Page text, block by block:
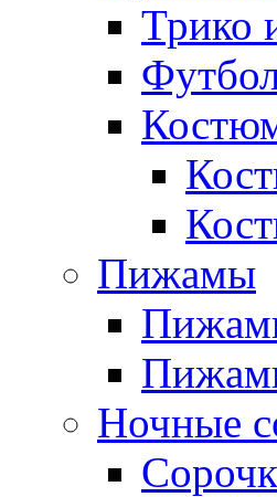
Трико
Пижамы
Ночные